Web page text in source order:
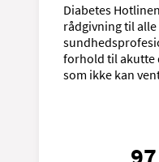
Diabetes
rådgivning til
forhold til akutte
som ikke kan